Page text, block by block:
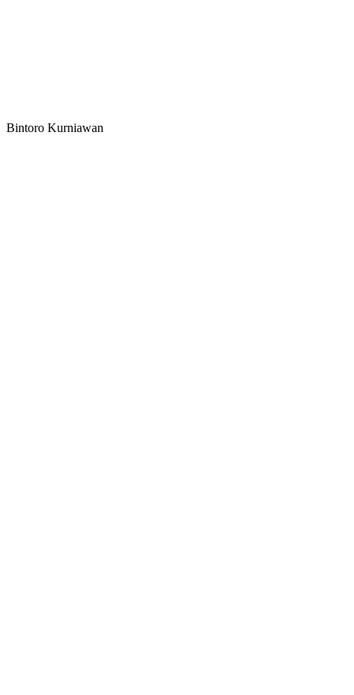
Bintoro Kurniawan